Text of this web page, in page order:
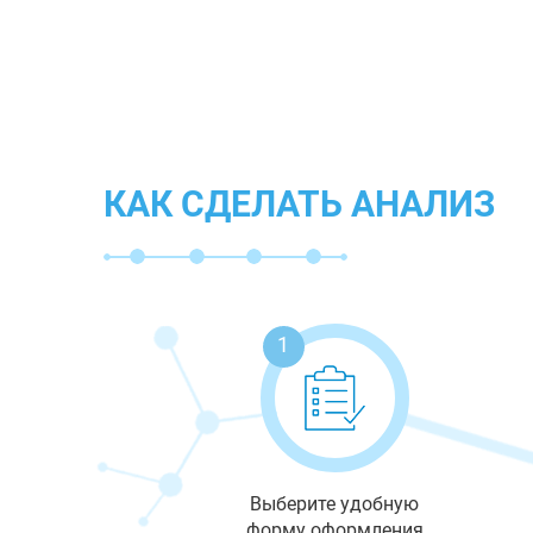
КАК СДЕЛАТЬ АНАЛИЗ
1
Выберите удобную